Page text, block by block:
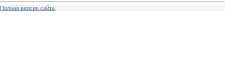
Полная версия сайта